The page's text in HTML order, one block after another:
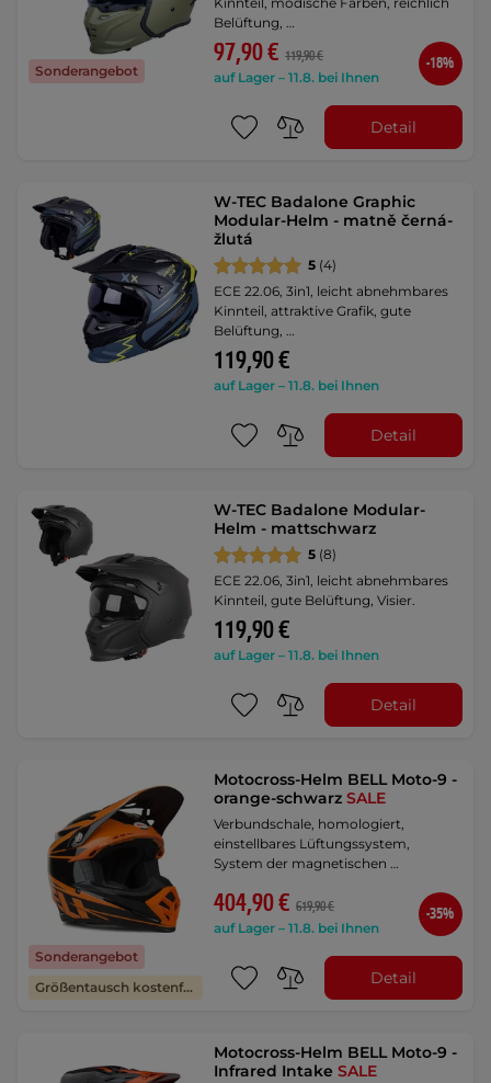
Sonderangebot
Belüftung, …
97,90 € 119,90 €
auf Lager – 11.8. bei Ihnen
-18%
Detail
W-TEC Badalone Graphic
Modular-Helm - matně černá-
žlutá
5 (4)
ECE 22.06, 3in1, leicht abnehmbares
Kinnteil, attraktive Grafik, gute
Belüftung, …
119,90 €
auf Lager – 11.8. bei Ihnen
Detail
W-TEC Badalone Modular-
Helm - mattschwarz
5 (8)
ECE 22.06, 3in1, leicht abnehmbares
Kinnteil, gute Belüftung, Visier.
119,90 €
auf Lager – 11.8. bei Ihnen
Detail
Sonderangebot
Größentausch kostenfrei
Motocross-Helm BELL Moto-9 -
orange-schwarzSALE
Verbundschale, homologiert,
einstellbares Lüftungssystem,
System der magnetischen …
404,90 € 619,90 €
auf Lager – 11.8. bei Ihnen
-35%
Detail
Motocross-Helm BELL Moto-9 -
Infrared IntakeSALE